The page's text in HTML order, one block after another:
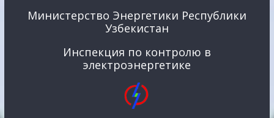
Министерство Энергетики Республики
Узбекистан
Инспекция по контролю в
электроэнергетике